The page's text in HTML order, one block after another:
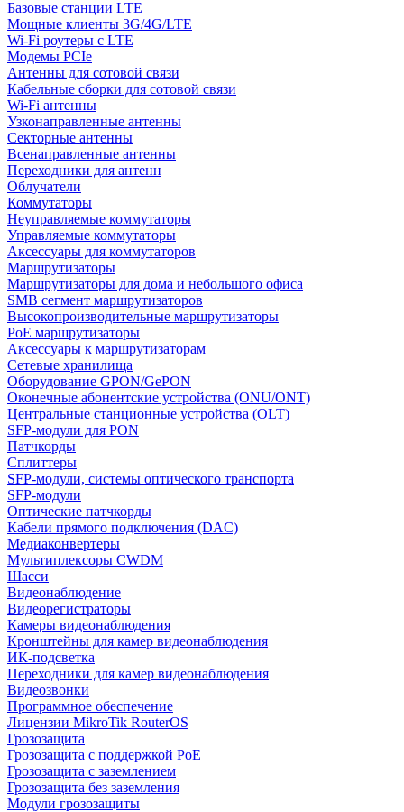
Базовые станции LTE
Мощные клиенты 3G/4G/LTE
Wi-Fi роутеры с LTE
Модемы PCIe
Антенны для сотовой связи
Кабельные сборки для сотовой связи
Wi-Fi антенны
Узконаправленные антенны
Секторные антенны
Всенаправленные антенны
Переходники для антенн
Облучатели
Коммутаторы
Неуправляемые коммутаторы
Управляемые коммутаторы
Аксессуары для коммутаторов
Маршрутизаторы
Маршрутизаторы для дома и небольшого офиса
SMB сегмент маршрутизаторов
Высокопроизводительные маршрутизаторы
PoE маршрутизаторы
Аксессуары к маршрутизаторам
Сетевые хранилища
Оборудование GPON/GePON
Оконечные абонентские устройства (ONU/ONT)
Центральные станционные устройства (OLT)
SFP-модули для PON
Патчкорды
Сплиттеры
SFP-модули, системы оптического транспорта
SFP-модули
Оптические патчкорды
Кабели прямого подключения (DAC)
Медиаконвертеры
Мультиплексоры CWDM
Шасси
Видеонаблюдение
Видеорегистраторы
Камеры видеонаблюдения
Кронштейны для камер видеонаблюдения
ИК-подсветка
Переходники для камер видеонаблюдения
Видеозвонки
Программное обеспечение
Лицензии MikroTik RouterOS
Грозозащита
Грозозащита с поддержкой PoE
Грозозащита с заземлением
Грозозащита без заземления
Модули грозозащиты